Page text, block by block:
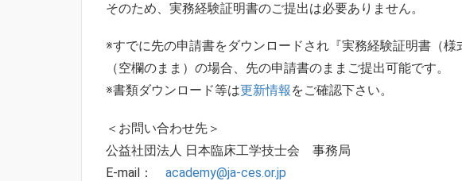
そのため、実務経験証明書のご提出は必要ありません。
※すでに先の申請書をダウンロードされ『実務経験証明書（
（空欄のまま）の場合、先の申請書のままご提出可能です。
※書類ダウンロード等は更新情報 をご確認下さい。
＜お問い合わせ先＞
公益社団法人 日本臨床工学技士会 事務局
E-mail： academy@ja-ces.or.jp